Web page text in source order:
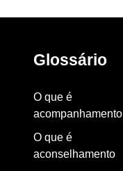
Glossário
O que é
acompanhamento
O que é
aconselhamento